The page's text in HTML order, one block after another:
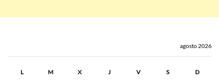
agosto 2026
L M X J V S D